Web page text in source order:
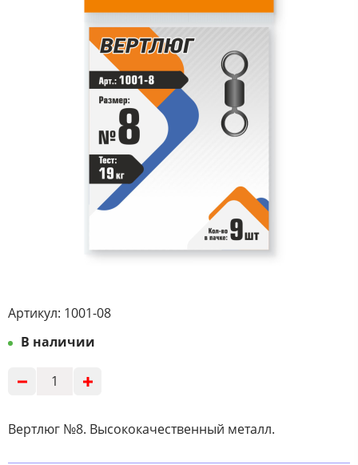
Артикул: 1001-08
В наличии
Вертлюг №8. Высококачественный металл.